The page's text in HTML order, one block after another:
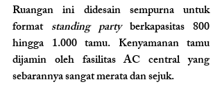
Ruangan ini didesain sempurna untuk
format standing party berkapasitas 800
hingga 1.000 tamu. Kenyamanan tamu
dijamin oleh fasilitas AC central yang
sebarannya sangat merata dan sejuk.